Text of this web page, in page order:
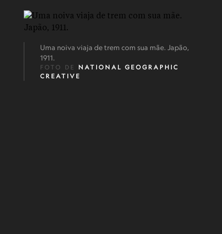
Uma noiva viaja de trem com sua mãe. Japão,
1911.
FOTO DE NATIONAL GEOGRAPHIC
CREATIVE